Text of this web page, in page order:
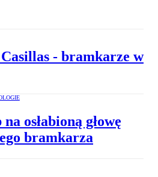
- bramkarze w
na osłabioną głowę
bramkarza